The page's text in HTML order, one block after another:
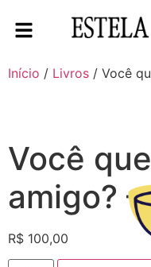
Início / Livros / Você
Você
amigo?
R$ 100,00